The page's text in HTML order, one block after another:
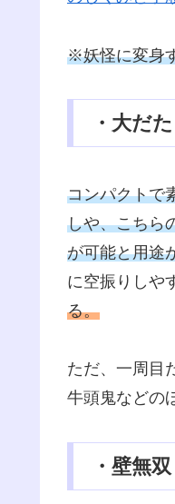
※妖怪に変身
・大だ
コンパクトで
しや、こちら
が可能と用途
に空振りしや
る。
ただ、一周目
牛頭鬼などの
・壁無